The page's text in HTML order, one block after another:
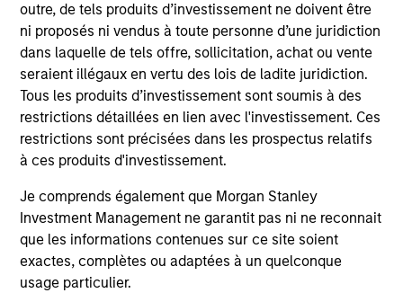
outre, de tels produits d’investissement ne doivent être
ni proposés ni vendus à toute personne d’une juridiction
dans laquelle de tels offre, sollicitation, achat ou vente
seraient illégaux en vertu des lois de ladite juridiction.
Tous les produits d’investissement sont soumis à des
restrictions détaillées en lien avec l'investissement. Ces
restrictions sont précisées dans les prospectus relatifs
à ces produits d'investissement.
Je comprends également que Morgan Stanley
Investment Management ne garantit pas ni ne reconnait
que les informations contenues sur ce site soient
exactes, complètes ou adaptées à un quelconque
usage particulier.
As of July 25, 2025. The above is provided for informational
and educational purposes only. There is no guarantee that
the investment mentioned resulted in positive performance
(for realized holdings), or will perform well in the future (for
current holdings). The trademarks and service marks above
are the property of their respective owners. The information
on this website has not been authorized, sponsored, or
otherwise approved by such owners. By clicking on any
links shown here, you agree that you are navigating to a
third party site. We are providing these hyperlinks to you
only as a convenience and the inclusion of any hyperlink is
not and does not imply any endorsement, approval,
investigation, verification or monitoring by us of any
information contained in any hyperlinked site. In no event
shall we be responsible for the information contained on
the site or your use of such site.